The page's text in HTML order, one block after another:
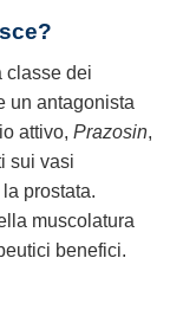
classe dei
un antagonista
attivo, Prazosin,
sui vasi
prostata.
muscolatura
benefici.